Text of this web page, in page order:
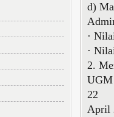
d)
·
·
2.
UGM
22
April